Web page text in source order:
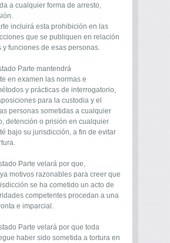
a cualquier forma de arresto,
incluirá esta prohibición en las
que se publiquen en relación
y funciones de esas personas.
Parte mantendrá
en examen las normas e
y prácticas de interrogatorio,
para la custodia y el
personas sometidas a cualquier
detención o prisión en cualquier
bajo su jurisdicción, a fin de evitar
Parte velará por que,
motivos razonables para creer que
se ha cometido un acto de
competentes procedan a una
e imparcial.
Parte velará por que toda
haber sido sometida a tortura en